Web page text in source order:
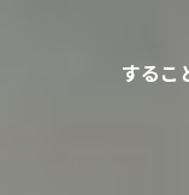
するこ